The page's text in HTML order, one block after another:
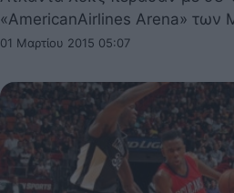
«AmericanAirlines Arena» των
01 Μαρτίου 2015 05:07